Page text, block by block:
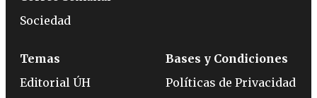
Sociedad
Temas
Editorial ÚH
Bases y Condiciones
Políticas de Privacidad